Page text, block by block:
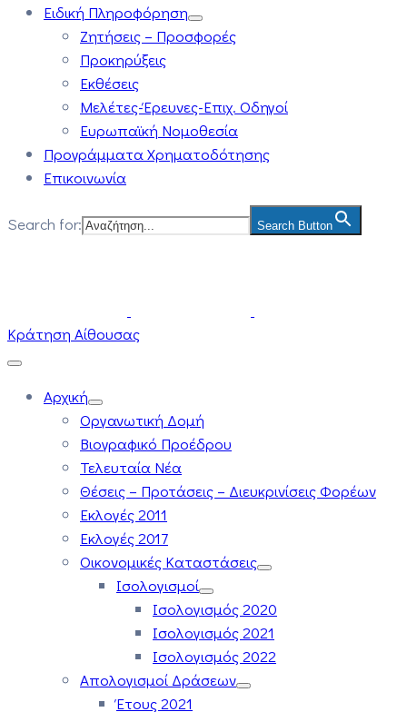
Ειδική Πληροφόρηση
Ζητήσεις – Προσφορές
Προκηρύξεις
Εκθέσεις
Μελέτες-Έρευνες-Επιχ. Οδηγοί
Ευρωπαϊκή Νομοθεσία
Προγράμματα Χρηματοδότησης
Επικοινωνία
Search for: Search Button
Κράτηση Αίθουσας
Αρχική
Οργανωτική Δομή
Βιογραφικό Προέδρου
Τελευταία Νέα
Θέσεις – Προτάσεις – Διευκρινίσεις Φορέων
Εκλογές 2011
Εκλογές 2017
Οικονομικές Καταστάσεις
Ισολογισμοί
Ισολογισμός 2020
Ισολογισμός 2021
Ισολογισμός 2022
Απολογισμοί Δράσεων
Έτους 2021